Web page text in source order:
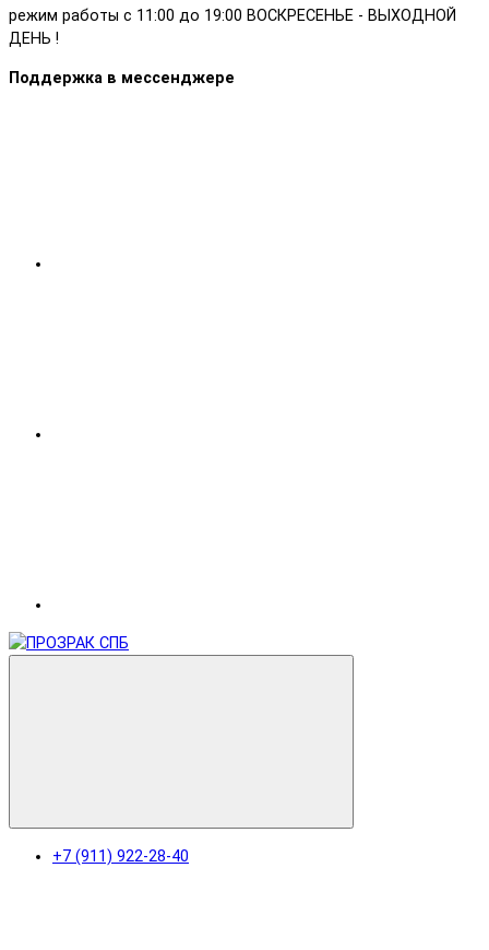
режим работы с 11:00 до 19:00 ВОСКРЕСЕНЬЕ - ВЫХОДНОЙ
ДЕНЬ !
Поддержка в мессенджере
+7 (911) 922-28-40